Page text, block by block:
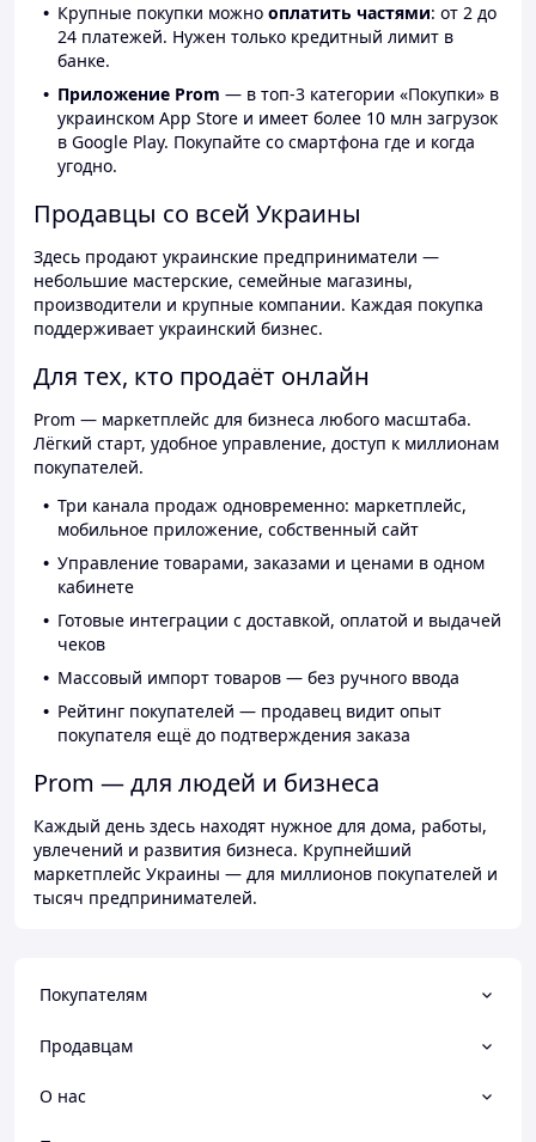
Крупные покупки можно оплатить частями: от 2 до
24 платежей. Нужен только кредитный лимит в
банке.
Приложение Prom — в топ-3 категории «Покупки» в
украинском App Store и имеет более 10 млн загрузок
в Google Play. Покупайте со смартфона где и когда
угодно.
Продавцы со всей Украины
Здесь продают украинские предприниматели —
небольшие мастерские, семейные магазины,
производители и крупные компании. Каждая покупка
поддерживает украинский бизнес.
Для тех, кто продаёт онлайн
Prom — маркетплейс для бизнеса любого масштаба.
Лёгкий старт, удобное управление, доступ к миллионам
покупателей.
Три канала продаж одновременно: маркетплейс,
мобильное приложение, собственный сайт
Управление товарами, заказами и ценами в одном
кабинете
Готовые интеграции с доставкой, оплатой и выдачей
чеков
Массовый импорт товаров — без ручного ввода
Рейтинг покупателей — продавец видит опыт
покупателя ещё до подтверждения заказа
Prom — для людей и бизнеса
Каждый день здесь находят нужное для дома, работы,
увлечений и развития бизнеса. Крупнейший
маркетплейс Украины — для миллионов покупателей и
тысяч предпринимателей.
Покупателям
Продавцам
О нас